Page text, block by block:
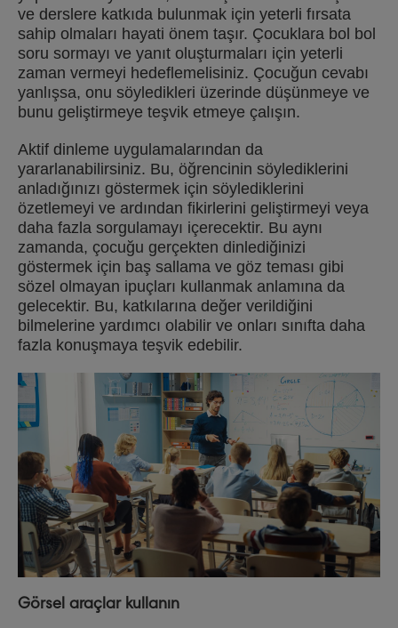
ve derslere katkıda bulunmak için yeterli fırsata
sahip olmaları hayati önem taşır. Çocuklara bol bol
soru sormayı ve yanıt oluşturmaları için yeterli
zaman vermeyi hedeflemelisiniz. Çocuğun cevabı
yanlışsa, onu söyledikleri üzerinde düşünmeye ve
bunu geliştirmeye teşvik etmeye çalışın.
Aktif dinleme uygulamalarından da
yararlanabilirsiniz. Bu, öğrencinin söylediklerini
anladığınızı göstermek için söylediklerini
özetlemeyi ve ardından fikirlerini geliştirmeyi veya
daha fazla sorgulamayı içerecektir. Bu aynı
zamanda, çocuğu gerçekten dinlediğinizi
göstermek için baş sallama ve göz teması gibi
sözel olmayan ipuçları kullanmak anlamına da
gelecektir. Bu, katkılarına değer verildiğini
bilmelerine yardımcı olabilir ve onları sınıfta daha
fazla konuşmaya teşvik edebilir.
Görsel araçlar kullanın